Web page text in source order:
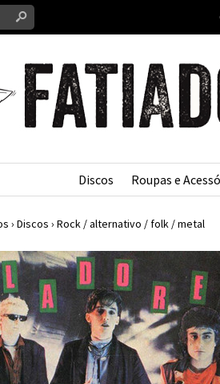
s
Discos Roupas e
› Discos › Rock / alternativo / folk / metal